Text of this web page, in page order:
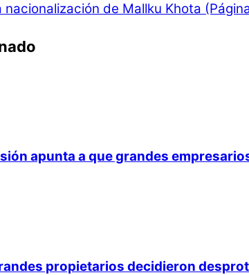
de Mallku Khota
apunta a que grandes
propietarios decidieron